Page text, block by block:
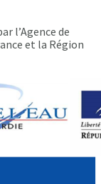
l’Agence de
et la Région